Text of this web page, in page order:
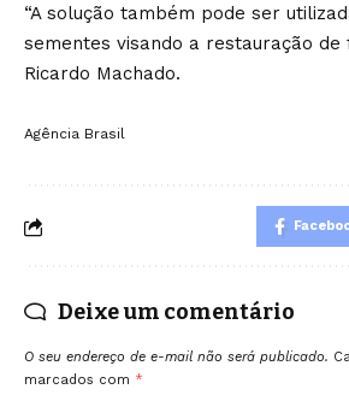
“A solução também pode ser
sementes visando a restauração de
Ricardo Machado.
Agência Brasil
Deixe um comentário
O seu endereço de e-mail não será publicado.
marcados com *